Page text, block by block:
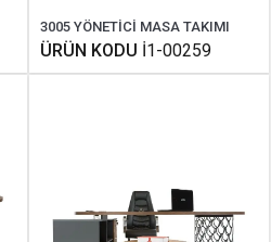
3005 YÖNETİCİ MASA TAKIMI
ÜRÜN KODU İ1-00259